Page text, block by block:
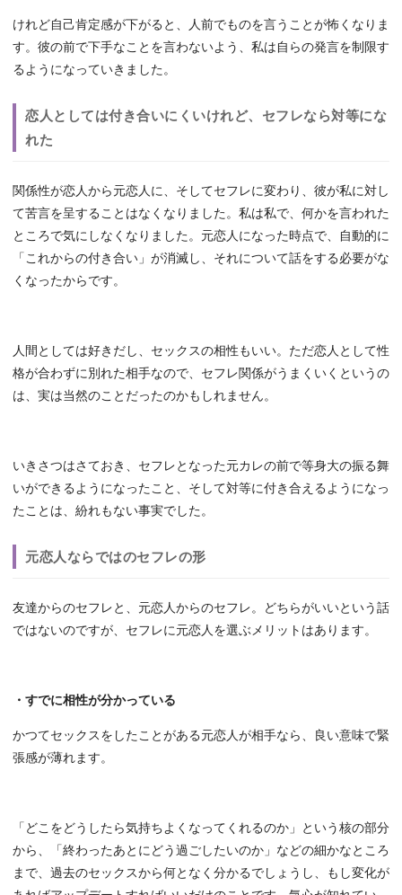
けれど自己肯定感が下がると、人前でものを言うことが怖くなりま
す。彼の前で下手なことを言わないよう、私は自らの発言を制限す
るようになっていきました。
恋人としては付き合いにくいけれど、セフレなら対等にな
れた
関係性が恋人から元恋人に、そしてセフレに変わり、彼が私に対し
て苦言を呈することはなくなりました。私は私で、何かを言われた
ところで気にしなくなりました。元恋人になった時点で、自動的に
「これからの付き合い」が消滅し、それについて話をする必要がな
くなったからです。
人間としては好きだし、セックスの相性もいい。ただ恋人として性
格が合わずに別れた相手なので、セフレ関係がうまくいくというの
は、実は当然のことだったのかもしれません。
いきさつはさておき、セフレとなった元カレの前で等身大の振る舞
いができるようになったこと、そして対等に付き合えるようになっ
たことは、紛れもない事実でした。
元恋人ならではのセフレの形
友達からのセフレと、元恋人からのセフレ。どちらがいいという話
ではないのですが、セフレに元恋人を選ぶメリットはあります。
・すでに相性が分かっている
かつてセックスをしたことがある元恋人が相手なら、良い意味で緊
張感が薄れます。
「どこをどうしたら気持ちよくなってくれるのか」という核の部分
から、「終わったあとにどう過ごしたいのか」などの細かなところ
まで、過去のセックスから何となく分かるでしょうし、もし変化が